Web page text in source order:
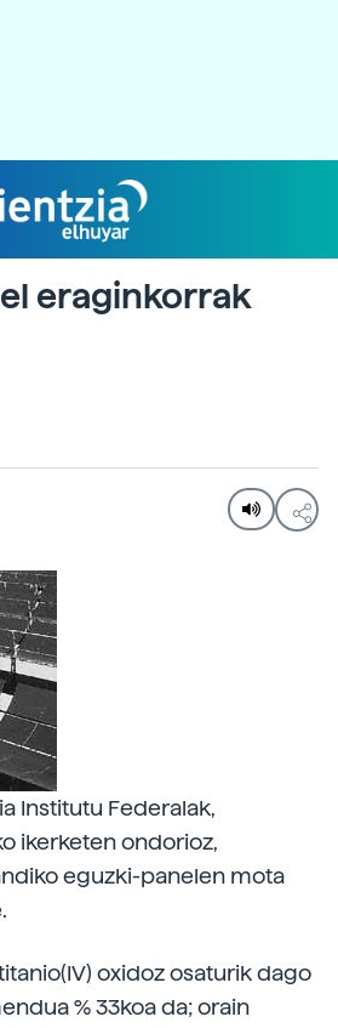
eraginkorrak
Institutu Federalak,
ikerketen ondorioz,
eguzki-panelen mota
oxidoz osaturik dago
% 33koa da; orain